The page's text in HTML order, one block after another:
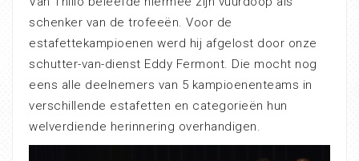
schenker van de trofeeën. Voor de
estafettekampioenen werd hij afgelost door onze
schutter-van-dienst Eddy Fermont. Die mocht nog
eens alle deelnemers van 5 kampioenenteams in
verschillende estafetten en categorieën hun
welverdiende herinnering overhandigen.